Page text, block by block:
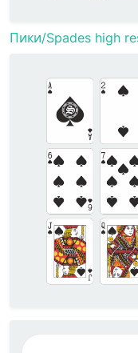
Пики/Spades high